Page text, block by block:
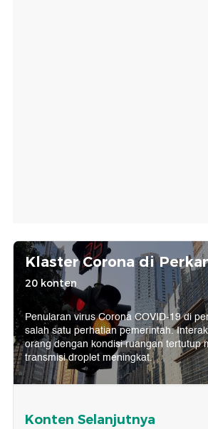
Klaster Corona di
20 konten
Penularan virus Corona COVID-19 di
salah satu perhatian pemerintah.
orang dengan kondisi ruangan tertutup
transmisi droplet meningkat.
Konten Selanjutnya